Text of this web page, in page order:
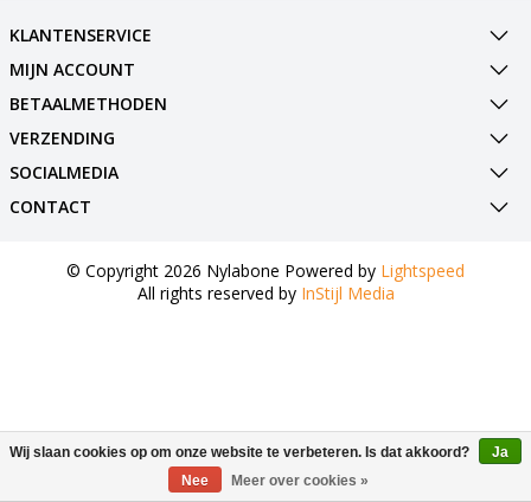
KLANTENSERVICE
MIJN ACCOUNT
BETAALMETHODEN
VERZENDING
SOCIALMEDIA
CONTACT
© Copyright 2026 Nylabone Powered by Lightspeed
All rights reserved by InStijl Media
Wij slaan cookies op om onze website te verbeteren. Is dat akkoord?
Ja
Nee
Meer over cookies »